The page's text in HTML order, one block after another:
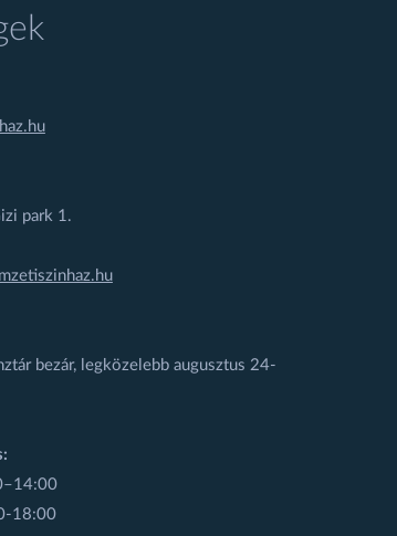
park 1.
bezár, legközelebb augusztus 24-
18:00